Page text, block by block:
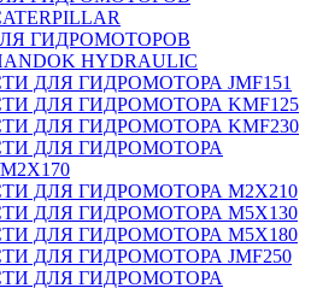
ГИДРОМОТОРОВ
HYDRAULIC
ДЛЯ ГИДРОМОТОРА JMF151
ДЛЯ ГИДРОМОТОРА KMF125
ДЛЯ ГИДРОМОТОРА KMF230
ДЛЯ ГИДРОМОТОРА
ДЛЯ ГИДРОМОТОРА M2X210
ДЛЯ ГИДРОМОТОРА M5X130
ДЛЯ ГИДРОМОТОРА M5X180
ДЛЯ ГИДРОМОТОРА JMF250
ДЛЯ ГИДРОМОТОРА